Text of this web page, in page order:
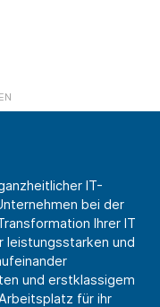
IT-
bei der
Ihrer IT
leistungsstarken und
und erstklassigem
für ihr